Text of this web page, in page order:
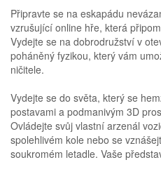
Připravte se na eskapádu
vzrušující online hře, která
Vydejte se na dobrodružství v
poháněný fyzikou, který vám
ničitele.
Vydejte se do světa, který se
postavami a podmanivým 3D
Ovládejte svůj vlastní arzenál
spolehlivém kole nebo se
soukromém letadle. Vaše